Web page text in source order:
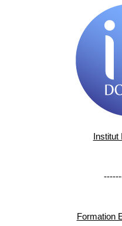
Institut
Formation